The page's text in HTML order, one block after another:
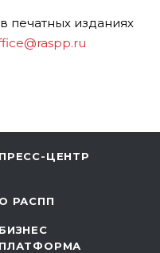
печатных изданиях
ПРЕСС-ЦЕНТР
О РАСПП
БИЗНЕС
ПЛАТФОРМА